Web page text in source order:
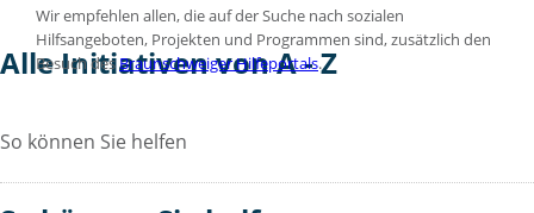
Alle Initiativen von A - Z
So können Sie helfen
Wir empfehlen allen, die auf der Suche nach sozialen
Hilfsangeboten, Projekten und Programmen sind, zusätzlich den
Besuch desBraunschweiger Hilfeportals.